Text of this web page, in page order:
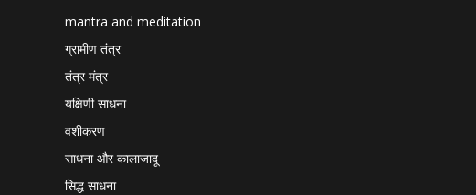
mantra and meditation
ग्रामीण तंत्र
तंत्र मंत्र
यक्षिणी साधना
वशीकरण
साधना और कालाजादू
सिद्ध साधना